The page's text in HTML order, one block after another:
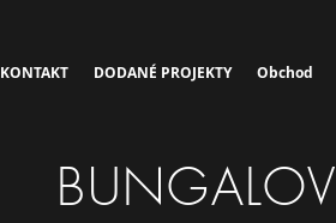
KONTAKT DODANÉ PROJEKTY Obchod
BUNGALOV